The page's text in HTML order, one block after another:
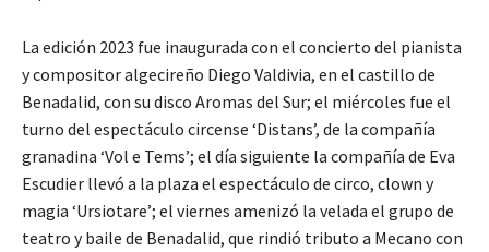
La edición 2023 fue inaugurada con el concierto del pianista
y compositor algecireño Diego Valdivia, en el castillo de
Benadalid, con su disco Aromas del Sur; el miércoles fue el
turno del espectáculo circense ‘Distans’, de la compañía
granadina ‘Vol e Tems’; el día siguiente la compañía de Eva
Escudier llevó a la plaza el espectáculo de circo, clown y
magia ‘Ursiotare’; el viernes amenizó la velada el grupo de
teatro y baile de Benadalid, que rindió tributo a Mecano con